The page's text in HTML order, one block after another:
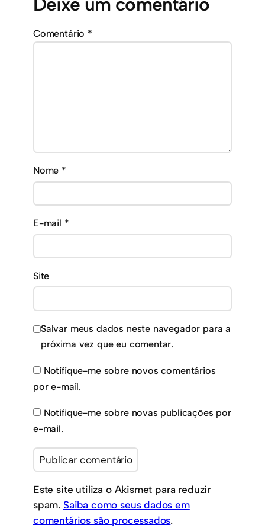
Comentário *
Nome *
E-mail *
Site
Salvar meus dados neste navegador para a
próxima vez que eu comentar.
Notifique-me sobre novos comentários
por e-mail.
Notifique-me sobre novas publicações por
e-mail.
Este site utiliza o Akismet para reduzir
spam. Saiba como seus dados em
comentários são processados.